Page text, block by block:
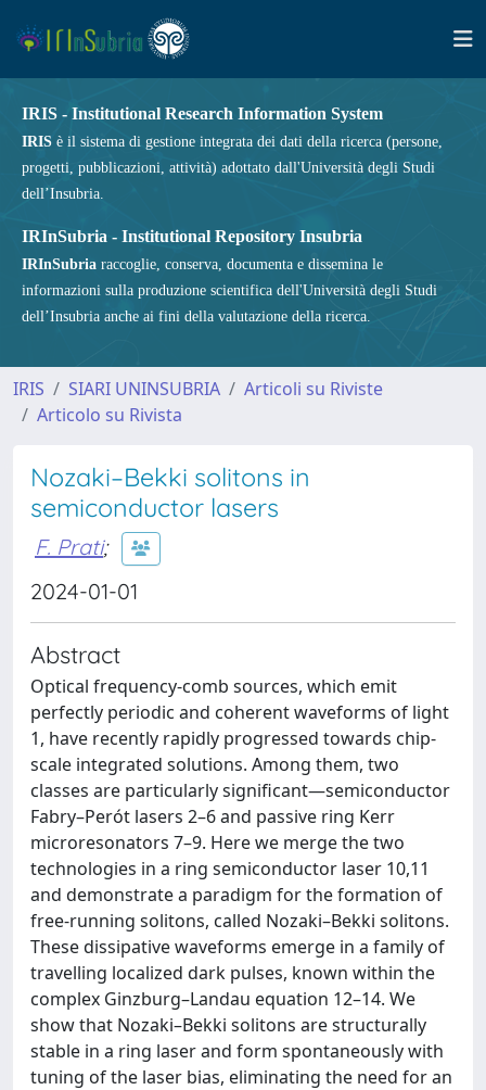
IRIS - Institutional Research Information System
IRIS è il sistema di gestione integrata dei dati della ricerca (persone,
progetti, pubblicazioni, attività) adottato dall'Università degli Studi
dell’Insubria.
IRInSubria - Institutional Repository Insubria
IRInSubria raccoglie, conserva, documenta e dissemina le
informazioni sulla produzione scientifica dell'Università degli Studi
dell’Insubria anche ai fini della valutazione della ricerca.
IRIS SIARI UNINSUBRIA
Articoli su Riviste
Articolo su Rivista
Nozaki–Bekki solitons in
semiconductor lasers
F. Prati;
2024-01-01
Abstract
Optical frequency-comb sources, which emit
perfectly periodic and coherent waveforms of light
1, have recently rapidly progressed towards chip-
scale integrated solutions. Among them, two
classes are particularly significant—semiconductor
Fabry–Perót lasers 2–6 and passive ring Kerr
microresonators 7–9. Here we merge the two
technologies in a ring semiconductor laser 10,11
and demonstrate a paradigm for the formation of
free-running solitons, called Nozaki–Bekki solitons.
These dissipative waveforms emerge in a family of
travelling localized dark pulses, known within the
complex Ginzburg–Landau equation 12–14. We
show that Nozaki–Bekki solitons are structurally
stable in a ring laser and form spontaneously with
tuning of the laser bias, eliminating the need for an